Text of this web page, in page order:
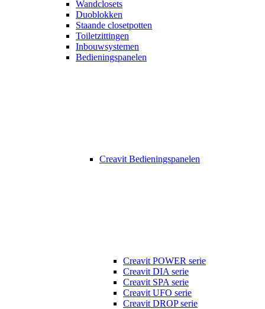
Wandclosets
Duoblokken
Staande closetpotten
Toiletzittingen
Inbouwsystemen
Bedieningspanelen
Creavit Bedieningspanelen
Creavit POWER serie
Creavit DIA serie
Creavit SPA serie
Creavit UFO serie
Creavit DROP serie